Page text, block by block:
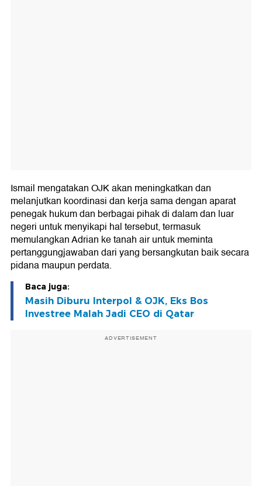
Ismail mengatakan OJK akan meningkatkan dan
melanjutkan koordinasi dan kerja sama dengan aparat
penegak hukum dan berbagai pihak di dalam dan luar
negeri untuk menyikapi hal tersebut, termasuk
memulangkan Adrian ke tanah air untuk meminta
pertanggungjawaban dari yang bersangkutan baik secara
pidana maupun perdata.
Baca juga:
Masih Diburu Interpol & OJK, Eks Bos
Investree Malah Jadi CEO di Qatar
ADVERTISEMENT